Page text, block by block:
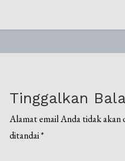
Tinggalkan
Alamat email Anda tidak akan
ditandai*